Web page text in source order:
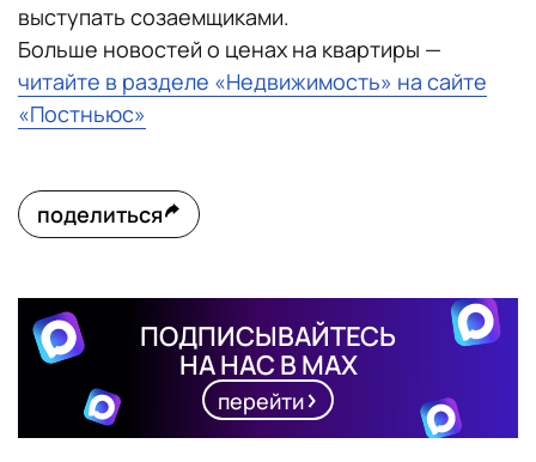
выступать созаемщиками.
Больше новостей о ценах на квартиры —
читайте в разделе «Недвижимость» на сайте
«Постньюс»
поделиться
ПОДПИСЫВАЙТЕСЬ
НА НАС В MAX
перейти